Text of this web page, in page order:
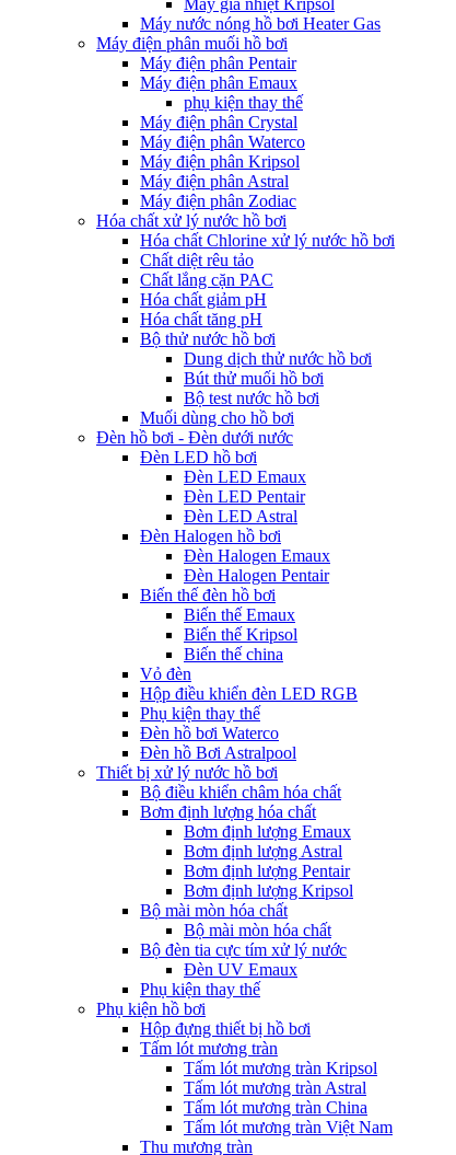
Máy gia nhiệt Kripsol
Máy nước nóng hồ bơi Heater Gas
Máy điện phân muối hồ bơi
Máy điện phân Pentair
Máy điện phân Emaux
phụ kiện thay thế
Máy điện phân Crystal
Máy điện phân Waterco
Máy điện phân Kripsol
Máy điện phân Astral
Máy điện phân Zodiac
Hóa chất xử lý nước hồ bơi
Hóa chất Chlorine xử lý nước hồ bơi
Chất diệt rêu tảo
Chất lắng cặn PAC
Hóa chất giảm pH
Hóa chất tăng pH
Bộ thử nước hồ bơi
Dung dịch thử nước hồ bơi
Bút thử muối hồ bơi
Bộ test nước hồ bơi
Muối dùng cho hồ bơi
Đèn hồ bơi - Đèn dưới nước
Đèn LED hồ bơi
Đèn LED Emaux
Đèn LED Pentair
Đèn LED Astral
Đèn Halogen hồ bơi
Đèn Halogen Emaux
Đèn Halogen Pentair
Biến thế đèn hồ bơi
Biến thế Emaux
Biến thế Kripsol
Biến thế china
Vỏ đèn
Hộp điều khiển đèn LED RGB
Phụ kiện thay thế
Đèn hồ bơi Waterco
Đèn hồ Bơi Astralpool
Thiết bị xử lý nước hồ bơi
Bộ điều khiển châm hóa chất
Bơm định lượng hóa chất
Bơm định lượng Emaux
Bơm định lượng Astral
Bơm định lượng Pentair
Bơm định lượng Kripsol
Bộ mài mòn hóa chất
Bộ mài mòn hóa chất
Bộ đèn tia cực tím xử lý nước
Đèn UV Emaux
Phụ kiện thay thế
Phụ kiện hồ bơi
Hộp đựng thiết bị hồ bơi
Tấm lót mương tràn
Tấm lót mương tràn Kripsol
Tấm lót mương tràn Astral
Tấm lót mương tràn China
Tấm lót mương tràn Việt Nam
Thu mương tràn